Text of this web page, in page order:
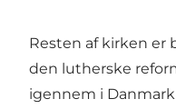
Resten af kirken er
den lutherske
igennem i